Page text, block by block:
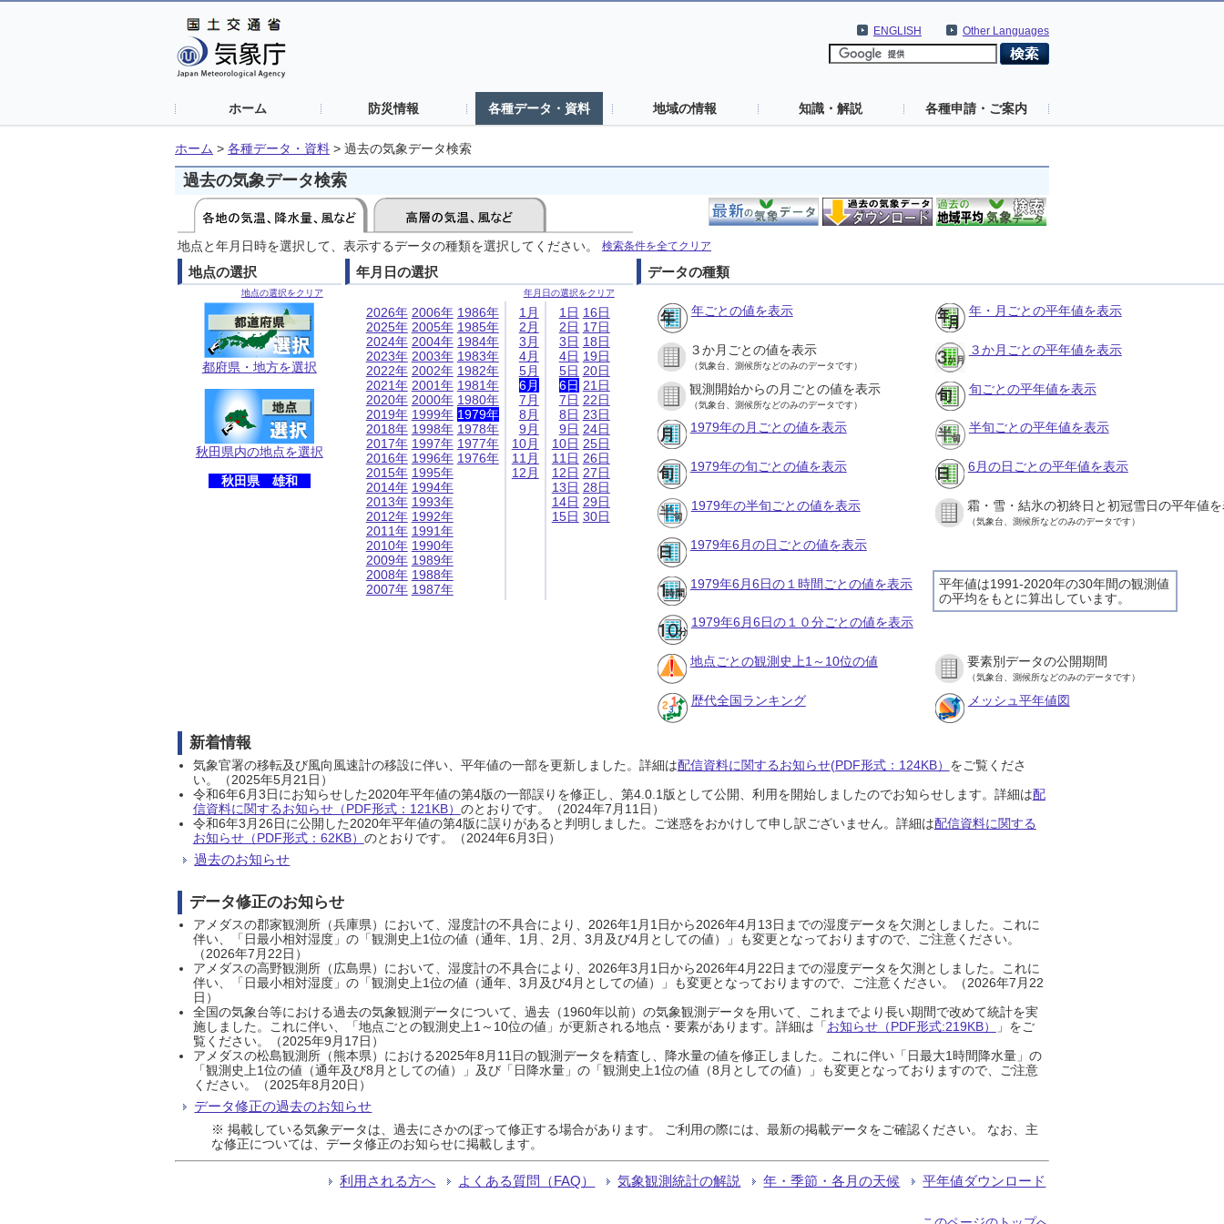
Other Languages
ENGLISH
ホーム 防災情報 各種データ・資料 地域の情報 知識・解説 各種申請・ご案内
ホーム > 各種データ・資料 > 過去の気象データ検索
過去の気象データ検索
地点と年月日時を選択して、表示するデータの種類を選択してください。 検索条件を全てクリア
地点の選択
地点の選択をクリア
都府県・地方を選択
秋田県内の地点を選択
秋田県 雄和
年月日の選択
年月日の選択をクリア
2026年
2025年
2024年
2023年
2022年
2021年
2020年
2019年
2018年
2017年
2016年
2015年
2014年
2013年
2012年
2011年
2010年
2009年
2008年
2007年
2006年
2005年
2004年
2003年
2002年
2001年
2000年
1999年
1998年
1997年
1996年
1995年
1994年
1993年
1992年
1991年
1990年
1989年
1988年
1987年
1986年
1985年
1984年
1983年
1982年
1981年
1980年
1979年
1978年
1977年
1976年
1月
2月
3月
4月
5月
6月
7月
8月
9月
10月
11月
12月
1日
2日
3日
4日
5日
6日
7日
8日
9日
10日
11日
12日
13日
14日
15日
16日
17日
18日
19日
20日
21日
22日
23日
24日
25日
26日
27日
28日
29日
30日
データの種類
年ごとの値を表示 年・月ごとの平年値を表示
３か月ごとの値を表示
（気象台、測候所などのみのデータです）
３か月ごとの平年値を表示
観測開始からの月ごとの値を表示
（気象台、測候所などのみのデータです）
旬ごとの平年値を表示
1979年の月ごとの値を表示 半旬ごとの平年値を表示
1979年の旬ごとの値を表示 6月の日ごとの平年値を表示
1979年の半旬ごとの値を表示 霜・雪・結氷の初終日と初冠雪日の平年値
（気象台、測候所などのみのデータです）
1979年6月の日ごとの値を表示
平年値は1991-2020年の30年間の観測値
の平均をもとに算出しています。
1979年6月6日の１時間ごとの値を表示
1979年6月6日の１０分ごとの値を表示
地点ごとの観測史上1～10位の値 要素別データの公開期間
（気象台、測候所などのみのデータです）
歴代全国ランキング メッシュ平年値図
新着情報
気象官署の移転及び風向風速計の移設に伴い、平年値の一部を更新しました。詳細は配信資料に関するお知らせ(PDF形式：124KB） をご覧くださ
い。（2025年5月21日）
令和6年6月3日にお知らせした2020年平年値の第4版の一部誤りを修正し、第4.0.1版として公開、利用を開始しましたのでお知らせします。詳細は配
信資料に関するお知らせ（PDF形式：121KB） のとおりです。（2024年7月11日）
令和6年3月26日に公開した2020年平年値の第4版に誤りがあると判明しました。ご迷惑をおかけして申し訳ございません。詳細は配信資料に関する
お知らせ（PDF形式：62KB） のとおりです。（2024年6月3日）
過去のお知らせ
データ修正のお知らせ
アメダスの郡家観測所（兵庫県）において、湿度計の不具合により、2026年1月1日から2026年4月13日までの湿度データを欠測としました。これに
伴い、「日最小相対湿度」の「観測史上1位の値（通年、1月、2月、3月及び4月としての値）」も変更となっておりますので、ご注意ください。
（2026年7月22日）
アメダスの高野観測所（広島県）において、湿度計の不具合により、2026年3月1日から2026年4月22日までの湿度データを欠測としました。これに
伴い、「日最小相対湿度」の「観測史上1位の値（通年、3月及び4月としての値）」も変更となっておりますので、ご注意ください。（2026年7月22
日）
全国の気象台等における過去の気象観測データについて、過去（1960年以前）の気象観測データを用いて、これまでより長い期間で改めて統計を実
施しました。これに伴い、「地点ごとの観測史上1～10位の値」が更新される地点・要素があります。詳細は「お知らせ（PDF形式:219KB）
」をご
覧ください。（2025年9月17日）
アメダスの松島観測所（熊本県）における2025年8月11日の観測データを精査し、降水量の値を修正しました。これに伴い「日最大1時間降水量」の
「観測史上1位の値（通年及び8月としての値）」及び「日降水量」の「観測史上1位の値（8月としての値）」も変更となっておりますので、ご注意
ください。（2025年8月20日）
データ修正の過去のお知らせ
※ 掲載している気象データは、過去にさかのぼって修正する場合があります。 ご利用の際には、最新の掲載データをご確認ください。 なお、主
な修正については、データ修正のお知らせに掲載します。
利用される方へ よくある質問（FAQ） 気象観測統計の解説 年・季節・各月の天候 平年値ダウンロード